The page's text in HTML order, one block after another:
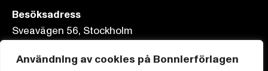
Användning av cookies på Bonnierförlagen
Besöksadress
Sveavägen 56, Stockholm
Postadress